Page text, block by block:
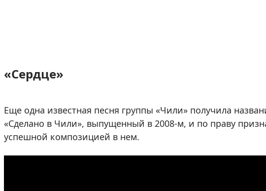
«Сердце»
Еще одна известная песня группы «Чили» получила
«Сделано в Чили», выпущенный в 2008-м, и по праву
успешной композицией в нем.